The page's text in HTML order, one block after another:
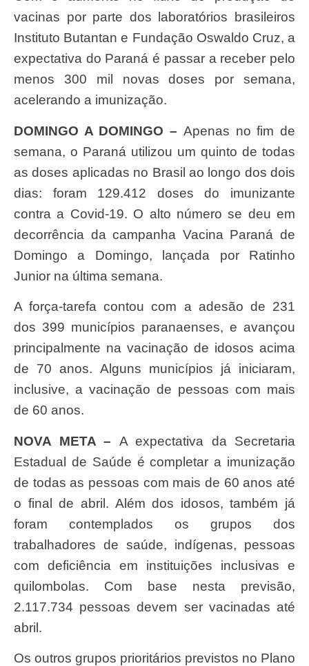
vacinas por parte dos laboratórios brasileiros
Instituto Butantan e Fundação Oswaldo Cruz, a
expectativa do Paraná é passar a receber pelo
menos 300 mil novas doses por semana,
acelerando a imunização.
DOMINGO A DOMINGO – Apenas no fim de
semana, o Paraná utilizou um quinto de todas
as doses aplicadas no Brasil ao longo dos dois
dias: foram 129.412 doses do imunizante
contra a Covid-19. O alto número se deu em
decorrência da campanha Vacina Paraná de
Domingo a Domingo, lançada por Ratinho
Junior na última semana.
A força-tarefa contou com a adesão de 231
dos 399 municípios paranaenses, e avançou
principalmente na vacinação de idosos acima
de 70 anos. Alguns municípios já iniciaram,
inclusive, a vacinação de pessoas com mais
de 60 anos.
NOVA META – A expectativa da Secretaria
Estadual de Saúde é completar a imunização
de todas as pessoas com mais de 60 anos até
o final de abril. Além dos idosos, também já
foram contemplados os grupos dos
trabalhadores de saúde, indígenas, pessoas
com deficiência em instituições inclusivas e
quilombolas. Com base nesta previsão,
2.117.734 pessoas devem ser vacinadas até
abril.
Os outros grupos prioritários previstos no Plano